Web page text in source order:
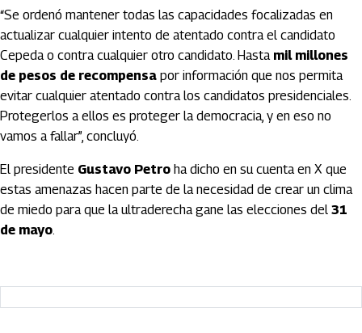
“Se ordenó mantener todas las capacidades focalizadas en
actualizar cualquier intento de atentado contra el candidato
Cepeda o contra cualquier otro candidato. Hasta mil millones
de pesos de recompensa por información que nos permita
evitar cualquier atentado contra los candidatos presidenciales.
Protegerlos a ellos es proteger la democracia, y en eso no
vamos a fallar”, concluyó.
El presidente Gustavo Petro ha dicho en su cuenta en X que
estas amenazas hacen parte de la necesidad de crear un clima
de miedo para que la ultraderecha gane las elecciones del 31
de mayo.